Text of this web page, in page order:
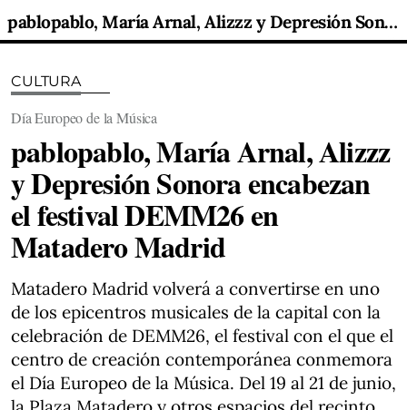
pablopablo, María Arnal, Alizzz y Depresión Sonora encabezan el festival DEMM26 en Matadero Madrid
CULTURA
Día Europeo de la Música
pablopablo, María Arnal, Alizzz
y Depresión Sonora encabezan
el festival DEMM26 en
Matadero Madrid
Matadero Madrid volverá a convertirse en uno
de los epicentros musicales de la capital con la
celebración de DEMM26, el festival con el que el
centro de creación contemporánea conmemora
el Día Europeo de la Música. Del 19 al 21 de junio,